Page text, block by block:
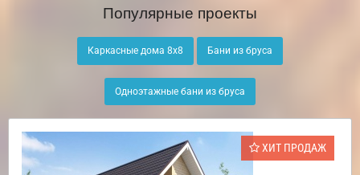
Популярные проекты
Каркасные дома 8х8 Бани из бруса
Одноэтажные бани из бруса
ХИТ ПРОДАЖ